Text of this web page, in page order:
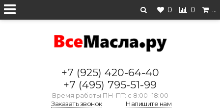
0 0 …
+7 (925) 420-64-40
+7 (495) 795-51-99
Время работы ПН-ПТ: с 8:00 -18:00
Заказать звонок
Напишите нам